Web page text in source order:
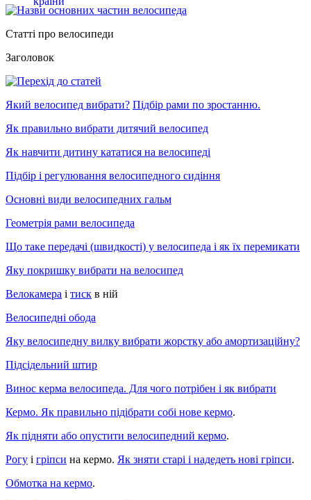
Статті про велосипеди
Заголовок
Який велосипед вибрати? Підбір рами по зростанню.
Як правильно вибрати дитячий велосипед
Як навчити дитину кататися на велосипеді
Підбір і регулювання велосипедного сидіння
Основні види велосипедних гальм
Геометрія рами велосипеда
Що таке передачі (швидкості) у велосипеда і як їх перемикати
Яку покришку вибрати на велосипед
Велокамера і тиск в ній
Велосипедні обода
Яку велосипедну вилку вибрати жорстку або амортизаційну?
Підсідельний штир
Винос керма велосипеда. Для чого потрібен і як вибрати
Кермо. Як правильно підібрати собі нове кермо.
Як підняти або опустити велосипедний кермо.
Рогу і гріпси на кермо. Як зняти старі і надедеть нові гріпси.
Обмотка на кермо.